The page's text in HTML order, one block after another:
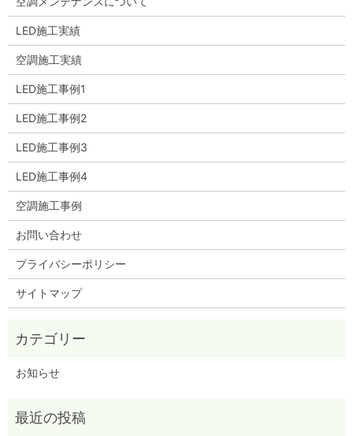
LED施工実績
空調施工実績
LED施工事例1
LED施工事例2
LED施工事例3
LED施工事例4
空調施工事例
お問い合わせ
プライバシーポリシー
サイトマップ
お知らせ